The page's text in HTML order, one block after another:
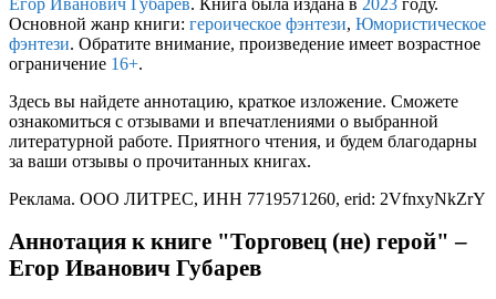
Основной жанр книги: героическое фэнтези, Юмористическое
фэнтези. Обратите внимание, произведение имеет возрастное
ограничение 16+.
Здесь вы найдете аннотацию, краткое изложение. Сможете
ознакомиться с отзывами и впечатлениями о выбранной
литературной работе. Приятного чтения, и будем благодарны
за ваши отзывы о прочитанных книгах.
Реклама. ООО ЛИТРЕС, ИНН 7719571260, erid: 2VfnxyNkZrY
Аннотация к книге "Торговец (не) герой" –
Егор Иванович Губарев